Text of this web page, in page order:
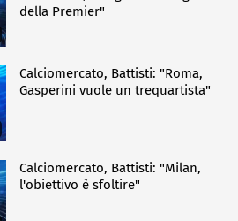
della Premier"
Calciomercato, Battisti: "Roma,
Gasperini vuole un trequartista"
Calciomercato, Battisti: "Milan,
l'obiettivo è sfoltire"